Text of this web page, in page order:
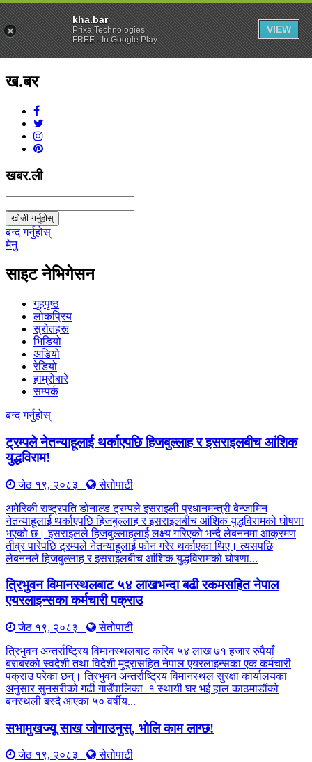
ख.बर
खबर.ली
खोजी गर्नुहोस्
बन्द गर्नुहोस्
मेनु
साइट नेभिगेसन
गृहपृष्ठ
लोकप्रिय
स्रोतहरू
भिडियो
अडियो
रेडियो
हाम्रोबारे
सम्पर्क
बन्द गर्नुहोस्
ट्रम्पले नेतन्याहूलाई थर्काएपछि हिजबुल्लाह र इसराइलबीच आंशिक
युद्धविराम!
जेठ १९, २०८३
सेतोपाटी
अमेरिकी राष्ट्रपति डोनाल्ड ट्रम्पले इसराइली प्रधानमन्त्री बेन्जामिन
नेतन्याहूलाई थर्काएपछि हिजबुल्लाह र इसराइलबीच आंशिक युद्धविरामको घोषणा
भएको छ। इसराइलले हिजबुल्लाहलाई लक्ष्य गरिएको भन्दै लेबननमा आक्रमण
तीव्र पारेपछि ट्रम्पले नेतन्याहूलाई फोन गरेर थर्काएका थिए। त्यसपछि
लेबननले हिजबुल्लाह र इसराइलबीच आंशिक युद्धविरामको घोषणा...
त्रिभुवन विमानस्थलबाट ५४ लाखभन्दा बढी रकमसहित नेपाल
एयरलाइन्सका कर्मचारी पक्राउ
जेठ १९, २०८३
सेतोपाटी
त्रिभुवन अन्तर्राष्ट्रिय विमानस्थलबाट करिब ५४ लाख ७१ हजार रुपैयाँ
बराबरको स्वदेशी तथा विदेशी मुद्रासहित नेपाल एयरलाइन्सका एक कर्मचारी
पक्राउ परेका छन्। त्रिभुवन अन्तर्राष्ट्रिय विमानस्थल सुरक्षा कार्यालयका
अनुसार सुनसरीको गढी गाउँपालिका–१ स्थायी घर भई हाल काठमाडौंको
बनस्थली बस्दै आएका ५० वर्षीय...
सभामुखज्यू साख जोगाउनुस्, भोलि काम लाग्छ!
जेठ १९, २०८३
सेतोपाटी
kha.bar
Prixa Technologies
FREE - In Google Play
VIEW